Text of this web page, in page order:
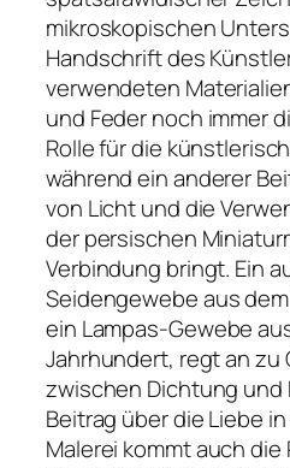
mikroskopischen
Handschrift des
verwendeten
und Feder noch immer
Rolle für die
während ein anderer
von Licht und die
der persischen
Verbindung bringt. Ein
Seidengewebe aus
ein Lampas-Gewebe
Jahrhundert, regt an zu
zwischen Dichtung und
Beitrag über die Liebe
Malerei kommt auch